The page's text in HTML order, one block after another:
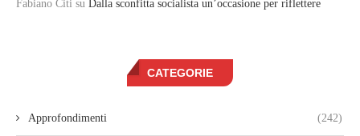
Fabiano Citi su Dalla sconfitta socialista un’occasione per riflettere
CATEGORIE
Approfondimenti (242)